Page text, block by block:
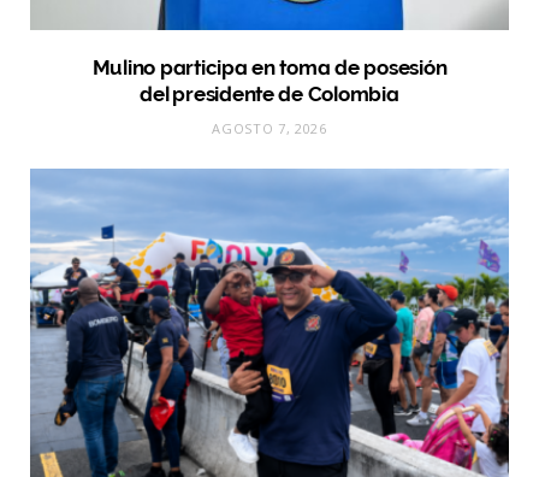
Mulino participa en toma de posesión
del presidente de Colombia
AGOSTO 7, 2026